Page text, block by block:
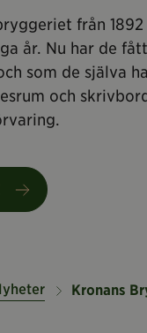
från
år. Nu har de
som de själva
och